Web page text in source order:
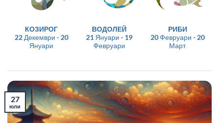
КОЗИРОГ
22 Декември - 20
Януари
ВОДОЛЕЙ
21 Януари - 19
Февруари
РИБИ
20 Февруари - 20
Март
27
юли